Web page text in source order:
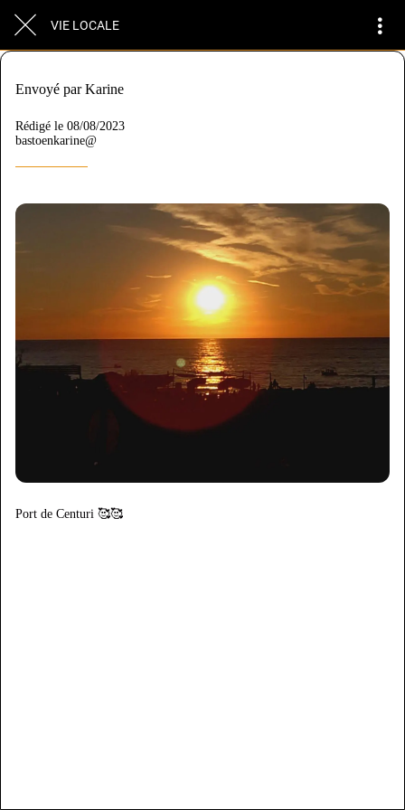
VIE LOCALE
Envoyé par Karine
Rédigé le 08/08/2023
bastoenkarine@
Port de Centuri 🥰🥰